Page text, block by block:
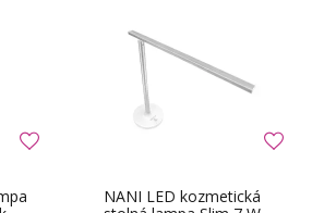
NANI LED kozmetická